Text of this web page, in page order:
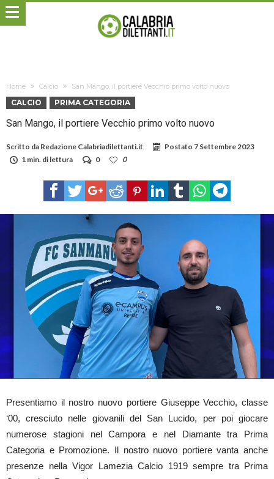
Home Calcio San Mango, il portiere Vecchio primo volto nuovo
CALCIO PRIMA CATEGORIA
San Mango, il portiere Vecchio primo volto nuovo
Scritto da Redazione Calabriadilettanti.it Postato 7 Settembre 2023
1 min. di lettura
0 0
Presentiamo il nostro nuovo portiere Giuseppe Vecchio, classe
‘00, cresciuto nelle giovanili del San Lucido, per poi giocare
numerose stagioni nel Campora e nel Diamante tra Prima
Categoria e Promozione. Il nostro nuovo portiere vanta anche
presenze nella Vigor Lamezia Calcio 1919 sempre tra Prima